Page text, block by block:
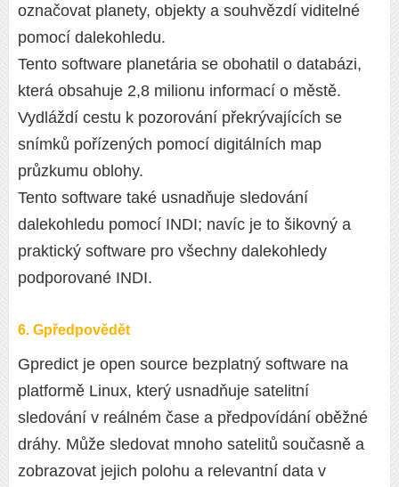
označovat planety, objekty a souhvězdí viditelné
pomocí dalekohledu.
Tento software planetária se obohatil o databázi,
která obsahuje 2,8 milionu informací o městě.
Vydláždí cestu k pozorování překrývajících se
snímků pořízených pomocí digitálních map
průzkumu oblohy.
Tento software také usnadňuje sledování
dalekohledu pomocí INDI; navíc je to šikovný a
praktický software pro všechny dalekohledy
podporované INDI.
6. Gpředpovědět
Gpredict je open source bezplatný software na
platformě Linux, který usnadňuje satelitní
sledování v reálném čase a předpovídání oběžné
dráhy. Může sledovat mnoho satelitů současně a
zobrazovat jejich polohu a relevantní data v